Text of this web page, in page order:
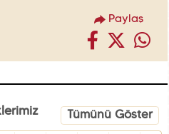
Paylaş
Tümünü Göster